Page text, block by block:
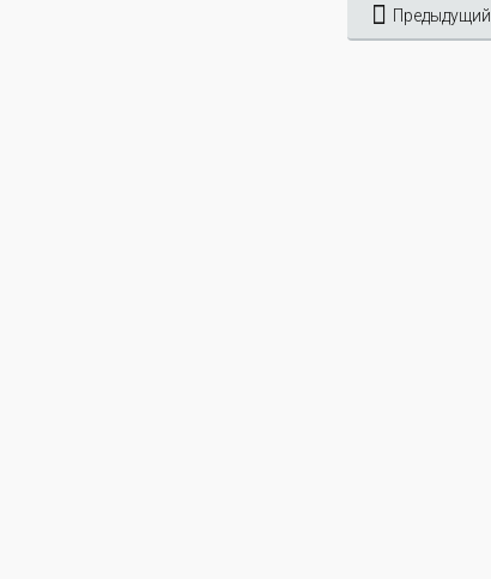
Предыдущий